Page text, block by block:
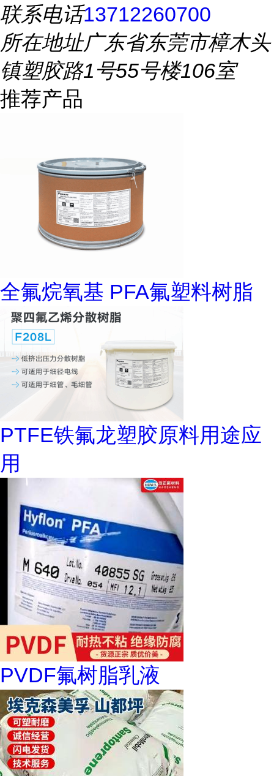
联系电话13712260700
所在地址广东省东莞市樟木头
镇塑胶路1号55号楼106室
推荐产品
全氟烷氧基 PFA氟塑料树脂
PTFE铁氟龙塑胶原料用途应
用
PVDF氟树脂乳液